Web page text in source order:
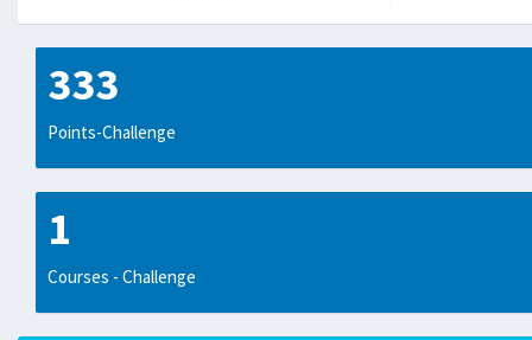
333
Points-Challenge
1
Courses - Challenge